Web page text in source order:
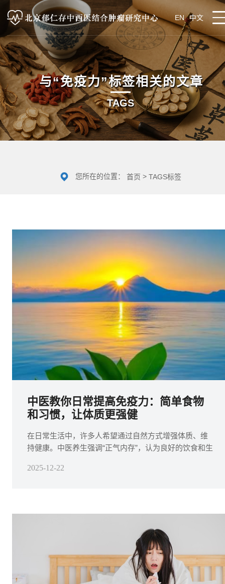
EN 中文
与“免疫力”标签相关的文章
TAGS
您所在的位置： 首页 > TAGS标签
中医教你日常提高免疫力：简单食物
和习惯，让体质更强健
在日常生活中，许多人希望通过自然方式增强体质、维
持健康。中医养生强调“正气内存”，认为良好的饮食和生
些常见的食物
2025-12-22